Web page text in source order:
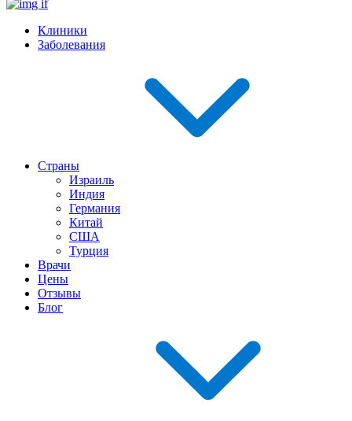
Клиники
Заболевания
Страны
Израиль
Индия
Германия
Китай
США
Турция
Врачи
Цены
Отзывы
Блог